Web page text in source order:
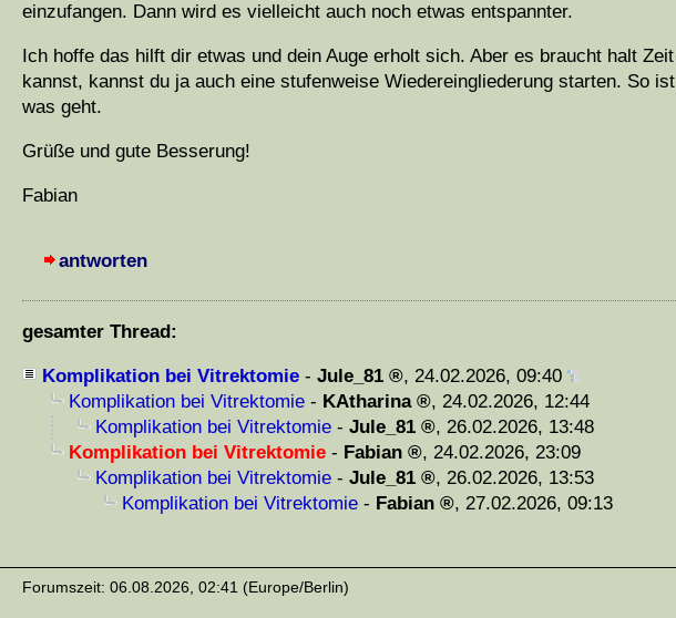
einzufangen. Dann wird es vielleicht auch noch etwas entspannter.
Ich hoffe das hilft dir etwas und dein Auge erholt sich. Aber es braucht halt
kannst, kannst du ja auch eine stufenweise Wiedereingliederung starten. So
was geht.
Grüße und gute Besserung!
Fabian
antworten
gesamter Thread:
Komplikation bei Vitrektomie - Jule_81 , 24.02.2026, 09:40
Komplikation bei Vitrektomie - KAtharina , 24.02.2026, 12:44
Komplikation bei Vitrektomie - Jule_81 , 26.02.2026, 13:48
Komplikation bei Vitrektomie - Fabian , 24.02.2026, 23:09
Komplikation bei Vitrektomie - Jule_81 , 26.02.2026, 13:53
Komplikation bei Vitrektomie - Fabian , 27.02.2026, 09:13
Forumszeit: 06.08.2026, 02:41 (Europe/Berlin)